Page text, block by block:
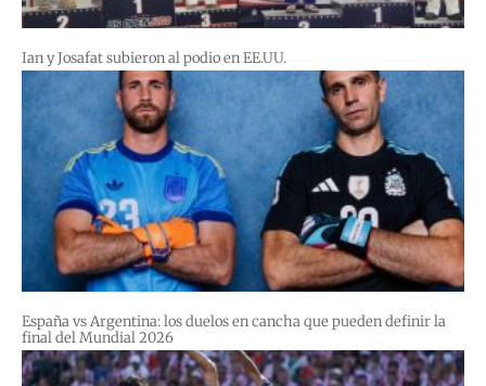
Ian y Josafat subieron al podio en EE.UU.
España vs Argentina: los duelos en cancha que pueden definir la
final del Mundial 2026